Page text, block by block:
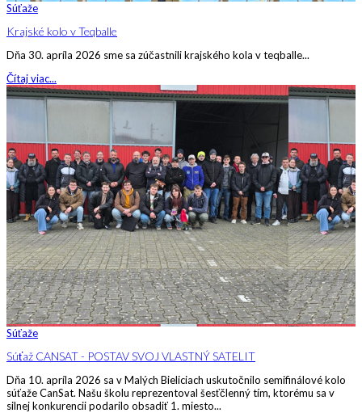
Súťaže
Krajské kolo v Teqballe
Dňa 30. apríla 2026 sme sa zúčastnili krajského kola v teqballe...
Čítaj viac...
Súťaže
Súťaž CANSAT - POSTAV SVOJ VLASTNÝ SATELIT
Dňa 10. apríla 2026 sa v Malých Bieliciach uskutočnilo semifinálové kolo
súťaže CanSat. Našu školu reprezentoval šesťčlenný tím, ktorému sa v
silnej konkurencii podarilo obsadiť 1. miesto...